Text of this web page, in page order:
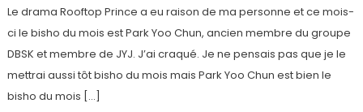
Le drama Rooftop Prince a eu raison de ma personne et ce mois-
ci le bisho du mois est Park Yoo Chun, ancien membre du groupe
DBSK et membre de JYJ. J’ai craqué. Je ne pensais pas que je le
mettrai aussi tôt bisho du mois mais Park Yoo Chun est bien le
bisho du mois […]